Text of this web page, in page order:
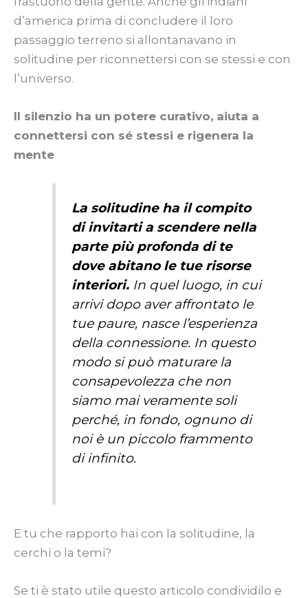
d’america prima di concludere il loro
passaggio terreno si allontanavano in
solitudine per riconnettersi con se stessi e con
l’universo.
Il silenzio ha un potere curativo, aiuta a
connettersi con sé stessi e rigenera la
mente
La solitudine ha il compito
di invitarti a scendere nella
parte più profonda di te
dove abitano le tue risorse
interiori.In quel luogo, in cui
arrivi dopo aver affrontato le
tue paure, nasce l’esperienza
della connessione. In questo
modo si può maturare la
consapevolezza che non
siamo mai veramente soli
perché, in fondo, ognuno di
noi è un piccolo frammento
di infinito.
E tu che rapporto hai con la solitudine, la
cerchi o la temi?
Se ti è stato utile questo articolo condividilo e